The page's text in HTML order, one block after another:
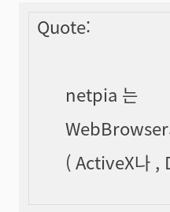
Quote:
netpia 는
WebBrowser
( ActiveX나 ,